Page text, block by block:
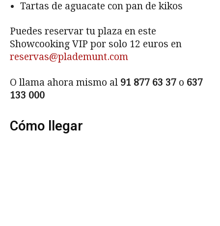
Tartas de aguacate con pan de kikos
Puedes reservar tu plaza en este
Showcooking VIP por solo 12 euros en
reservas@plademunt.com
O llama ahora mismo al 91 877 63 37 o 637
133 000
Cómo llegar